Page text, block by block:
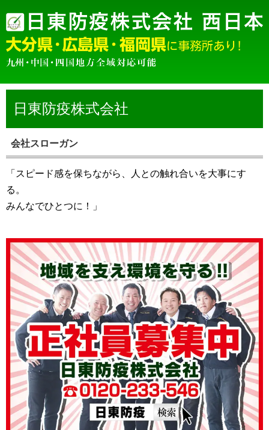
日東防疫株式会社
会社スローガン
「スピード感を保ちながら、人との触れ合いを大事にす
る。
みんなでひとつに！」